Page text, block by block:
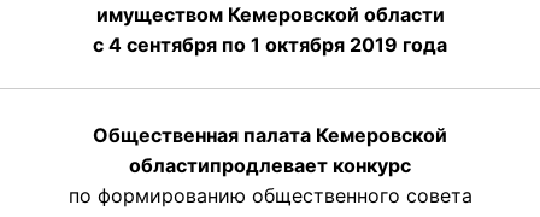
имуществом Кемеровской области
с 4 сентября по 1 октября 2019 года
Общественная палата Кемеровской
областипродлевает конкурс
по формированию общественного совета